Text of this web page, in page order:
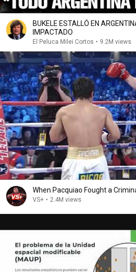
BUKELE ESTALLÓ EN
IMPACTADO
El Peluca Milei Cortos • 9.2M views
When Pacquiao Fought a
VS+ • 2.4M views